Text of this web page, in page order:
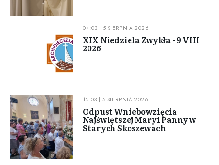
04:03 | 5 SIERPNIA 2026
XIX Niedziela Zwykła - 9 VIII
2026
12:03 | 5 SIERPNIA 2026
Odpust Wniebowzięcia
Najświętszej Maryi Panny w
Starych Skoszewach